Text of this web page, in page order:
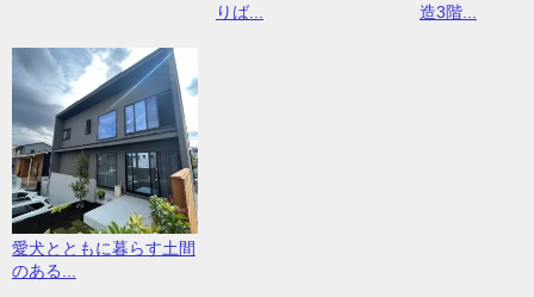
りば...
造3階...
愛犬とともに暮らす土間
のある...